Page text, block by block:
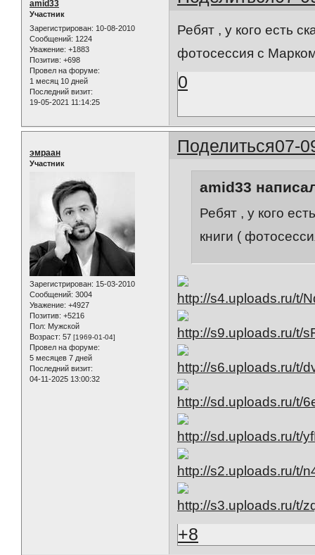
amid33
Участник
Зарегистрирован: 10-08-2010
Сообщений: 1224
Уважение: +1883
Позитив: +698
Провел на форуме:
1 месяц 10 дней
Последний визит:
19-05-2021 11:14:25
Ребят , у кого есть
фотосессия с
0
Поделиться07-
эмраан
Участник
Зарегистрирован: 15-03-2010
Сообщений: 3004
Уважение: +4927
Позитив: +5216
Пол: Мужской
Возраст: 57 [1969-01-04]
Провел на форуме:
5 месяцев 7 дней
Последний визит:
04-11-2025 13:00:32
amid33
Ребят , у кого
книги (
+8